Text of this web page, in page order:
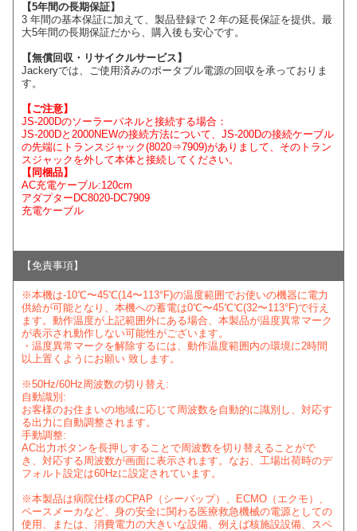
【5年間の長期保証】
3 年間の基本保証に加えて、製品登録で 2 年の延長保証を提供。最
大5年間の長期保証だから、購入後も安心です。
【無償回収・リサイクルサービス】
Jackeryでは、ご使用済みのポータブル電源の回収を承っておりま
す。
【ご注意】
JS-200Dのソーラーパネルと接続する場合：
JS-200Dと2000NEWの接続方法について、JS-200Dの接続ケーブル
の先端にトランスジャック(8020⇒7909)がありまして、そのトラン
スジャックを外して本体と接続してください。
【同梱品】
AC充電ケーブル:120cm
アダプターDC8020-DC7909
充電ケーブル
【免責事項】
※本機は-10℃〜45℃(14〜113°F)の温度範囲でお使いの機器に電力
供給が可能となり、本機への蓄電は0℃〜45℃℃(32〜113°F)で行え
ます。動作温度が上記範囲外にある場合、本製品が温度異常マーク
が表示され動作しない可能性がございます。
・温度異常マークを解除するには、動作温度範囲内の環境に2時間
以上置くようにお願い 致します。
※50Hz/60Hz周波数の切り替え:
自動識別:
お客様のお住まいの地域に応じて周波数を自動的に識別し、対応す
る出力に自動調整されます。
手動調整:
AC出力ボタンを長押しすることで周波数を切り替えることがで
き、対応する周波数が画面に表示されます。なお、工場出荷時のデ
フォルト設定は60Hzに設定されています。
※本製品は病院仕様のCPAP（シーバップ）、ECMO（エクモ）、
ペースメーカなど、身の安全に関わる医療救急機械の電源としての
使用、または、消費電力の大きいな設備、例えば核施設設備、スペ